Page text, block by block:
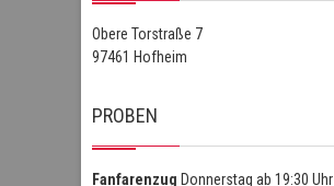
Obere Torstraße 7
97461 Hofheim
PROBEN
Fanfarenzug Donnerstag ab 19:30 Uhr